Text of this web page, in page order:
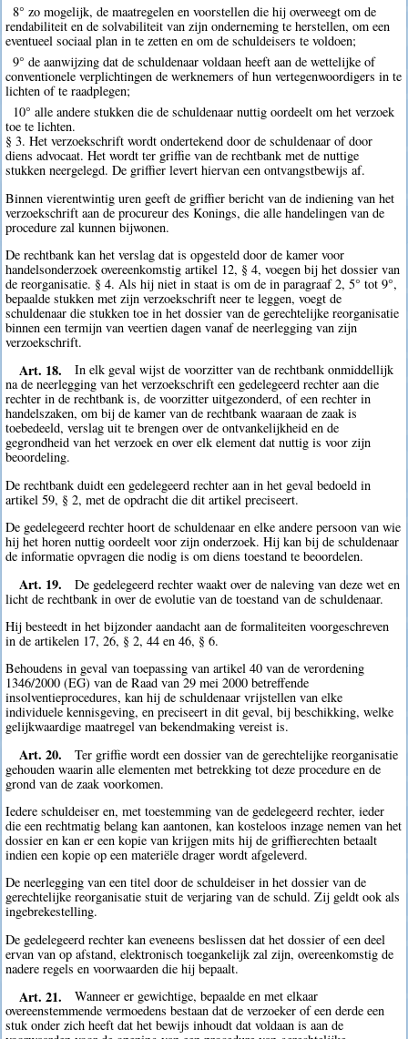
8° zo mogelijk, de maatregelen en voorstellen die hij overweegt om de
rendabiliteit en de solvabiliteit van zijn onderneming te herstellen, om een
eventueel sociaal plan in te zetten en om de schuldeisers te voldoen;
9° de aanwijzing dat de schuldenaar voldaan heeft aan de wettelijke of
conventionele verplichtingen de werknemers of hun vertegenwoordigers in te
lichten of te raadplegen;
10° alle andere stukken die de schuldenaar nuttig oordeelt om het verzoek
toe te lichten.
§ 3. Het verzoekschrift wordt ondertekend door de schuldenaar of door
diens advocaat. Het wordt ter griffie van de rechtbank met de nuttige
stukken neergelegd. De griffier levert hiervan een ontvangstbewijs af.
Binnen vierentwintig uren geeft de griffier bericht van de indiening van het
verzoekschrift aan de procureur des Konings, die alle handelingen van de
procedure zal kunnen bijwonen.
De rechtbank kan het verslag dat is opgesteld door de kamer voor
handelsonderzoek overeenkomstig artikel 12, § 4, voegen bij het dossier van
de reorganisatie. § 4. Als hij niet in staat is om de in paragraaf 2, 5° tot 9°,
bepaalde stukken met zijn verzoekschrift neer te leggen, voegt de
schuldenaar die stukken toe in het dossier van de gerechtelijke reorganisatie
binnen een termijn van veertien dagen vanaf de neerlegging van zijn
verzoekschrift.
Art. 18.
In elk geval wijst de voorzitter van de rechtbank onmiddellijk
na de neerlegging van het verzoekschrift een gedelegeerd rechter aan die
rechter in de rechtbank is, de voorzitter uitgezonderd, of een rechter in
handelszaken, om bij de kamer van de rechtbank waaraan de zaak is
toebedeeld, verslag uit te brengen over de ontvankelijkheid en de
gegrondheid van het verzoek en over elk element dat nuttig is voor zijn
beoordeling.
De rechtbank duidt een gedelegeerd rechter aan in het geval bedoeld in
artikel 59, § 2, met de opdracht die dit artikel preciseert.
De gedelegeerd rechter hoort de schuldenaar en elke andere persoon van wie
hij het horen nuttig oordeelt voor zijn onderzoek. Hij kan bij de schuldenaar
de informatie opvragen die nodig is om diens toestand te beoordelen.
Art. 19.
De gedelegeerd rechter waakt over de naleving van deze wet en
licht de rechtbank in over de evolutie van de toestand van de schuldenaar.
Hij besteedt in het bijzonder aandacht aan de formaliteiten voorgeschreven
in de artikelen 17, 26, § 2, 44 en 46, § 6.
Behoudens in geval van toepassing van artikel 40 van de verordening
1346/2000 (EG) van de Raad van 29 mei 2000 betreffende
insolventieprocedures, kan hij de schuldenaar vrijstellen van elke
individuele kennisgeving, en preciseert in dit geval, bij beschikking, welke
gelijkwaardige maatregel van bekendmaking vereist is.
Art. 20.
Ter griffie wordt een dossier van de gerechtelijke reorganisatie
gehouden waarin alle elementen met betrekking tot deze procedure en de
grond van de zaak voorkomen.
Iedere schuldeiser en, met toestemming van de gedelegeerd rechter, ieder
die een rechtmatig belang kan aantonen, kan kosteloos inzage nemen van het
dossier en kan er een kopie van krijgen mits hij de griffierechten betaalt
indien een kopie op een materiële drager wordt afgeleverd.
De neerlegging van een titel door de schuldeiser in het dossier van de
gerechtelijke reorganisatie stuit de verjaring van de schuld. Zij geldt ook als
ingebrekestelling.
De gedelegeerd rechter kan eveneens beslissen dat het dossier of een deel
ervan van op afstand, elektronisch toegankelijk zal zijn, overeenkomstig de
nadere regels en voorwaarden die hij bepaalt.
Art. 21.
Wanneer er gewichtige, bepaalde en met elkaar
overeenstemmende vermoedens bestaan dat de verzoeker of een derde een
stuk onder zich heeft dat het bewijs inhoudt dat voldaan is aan de